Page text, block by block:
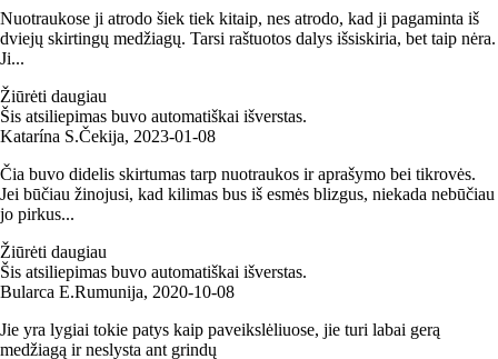
Nuotraukose ji atrodo šiek tiek kitaip, nes atrodo, kad ji pagaminta iš
dviejų skirtingų medžiagų. Tarsi raštuotos dalys išsiskiria, bet taip nėra.
Ji...
Žiūrėti daugiau
Šis atsiliepimas buvo automatiškai išverstas.
Katarína S.Čekija, 2023‑01‑08
Čia buvo didelis skirtumas tarp nuotraukos ir aprašymo bei tikrovės.
Jei būčiau žinojusi, kad kilimas bus iš esmės blizgus, niekada nebūčiau
jo pirkus...
Žiūrėti daugiau
Šis atsiliepimas buvo automatiškai išverstas.
Bularca E.Rumunija, 2020‑10‑08
Jie yra lygiai tokie patys kaip paveikslėliuose, jie turi labai gerą
medžiagą ir neslysta ant grindų